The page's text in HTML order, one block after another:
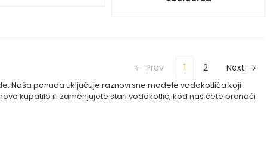
Prev 1 2 Next
Naša ponuda uključuje raznovrsne modele vodokotlića koji
kupatilo ili zamenjujete stari vodokotlić, kod nas ćete pronaći